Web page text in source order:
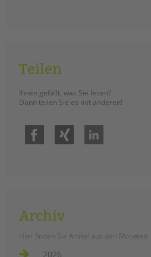
Teilen
Ihnen gefällt, was Sie lesen?
Dann teilen Sie es mit anderen!
Facebook
Archiv
Hier finden Sie Artikel aus den Monaten
2026